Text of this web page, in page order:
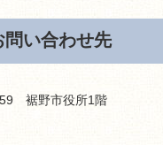
問い合わせ先
裾野市役所1階